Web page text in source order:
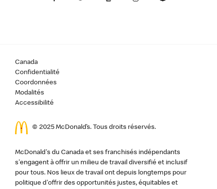
Canada
Confidentialité
Coordonnées
Modalités
Accessibilité
© 2025 McDonald’s. Tous droits réservés.
McDonald's du Canada et ses franchisés indépendants
s'engagent à offrir un milieu de travail diversifié et inclusif
pour tous. Nos lieux de travail ont depuis longtemps pour
politique d'offrir des opportunités justes, équitables et